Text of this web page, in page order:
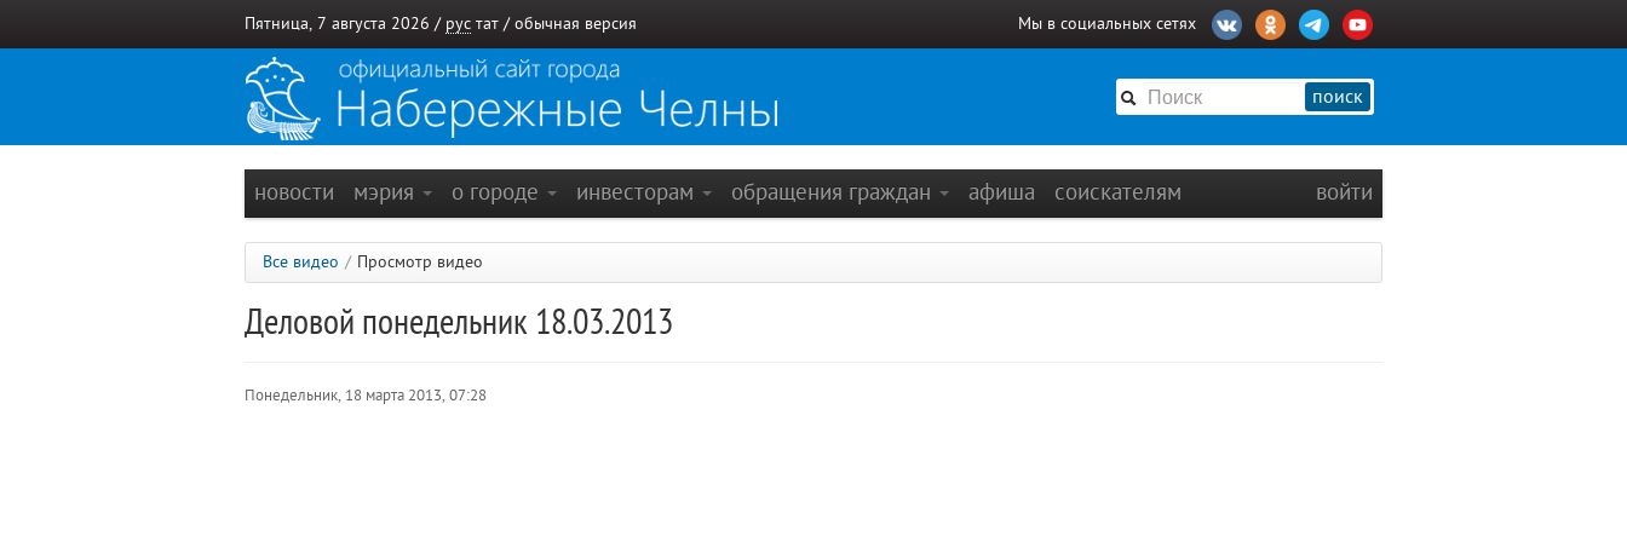
Пятница, 7 августа 2026 / рус тат / обычная версия Мы в социальных сетях
поиск
новости мэрия о городе инвесторам обращения граждан афиша соискателям войти
Все видео / Просмотр видео
Деловой понедельник 18.03.2013
Понедельник, 18 марта 2013, 07:28